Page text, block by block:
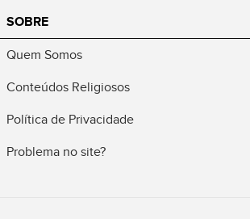
SOBRE
Quem Somos
Conteúdos Religiosos
Política de Privacidade
Problema no site?